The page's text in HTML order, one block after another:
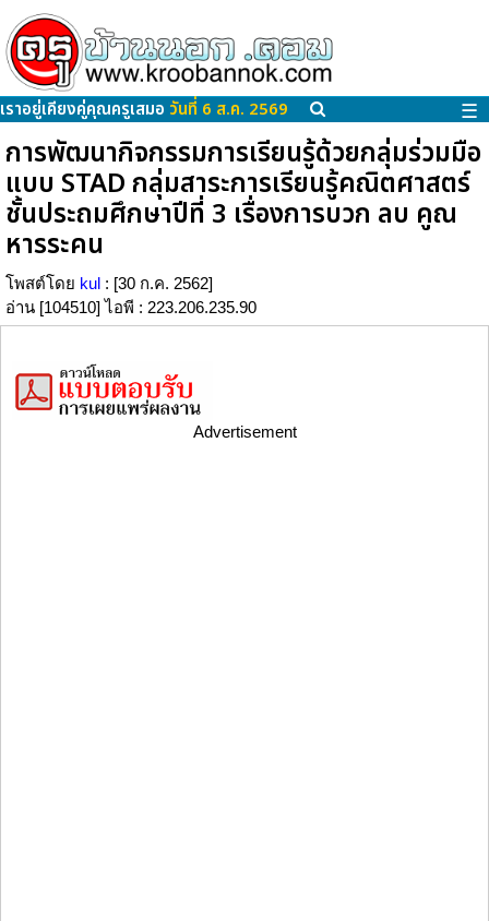
เราอยู่เคียงคู่คุณครูเสมอ วันที่ 6 ส.ค. 2569 ☰
การพัฒนากิจกรรมการเรียนรู้ด้วยกลุ่มร่วมมือ
แบบ STAD กลุ่มสาระการเรียนรู้คณิตศาสตร์
ชั้นประถมศึกษาปีที่ 3 เรื่องการบวก ลบ คูณ
หารระคน
โพสต์โดย kul : [30 ก.ค. 2562]
อ่าน [104510] ไอพี : 223.206.235.90
Advertisement